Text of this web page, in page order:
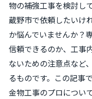
物の補強工事を検討し
蔵野市で依頼したいけ
か悩んでいませんか？
信頼できるのか、工事
ないための注意点など
るものです。この記事
金物工事のプロについ